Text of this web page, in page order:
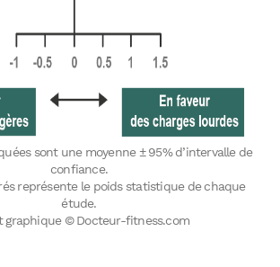
sont une moyenne ± 95% d’intervalle de
confiance.
représente le poids statistique de chaque
étude.
graphique © Docteur-fitness.com